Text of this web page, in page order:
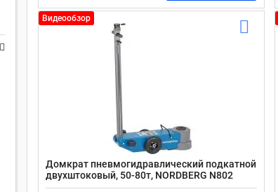
Видеообзор
Домкрат пневмогидравлический подкатной
двухштоковый, 50-80т, NORDBERG N802